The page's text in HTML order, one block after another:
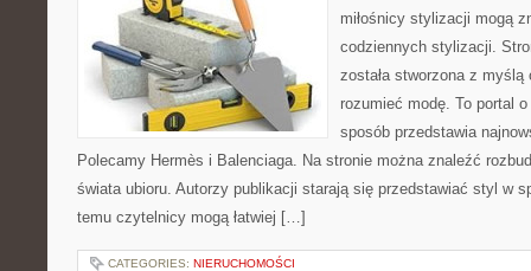
miłośnicy stylizacji mogą
codziennych stylizacji.
została stworzona z
rozumieć modę. To portal
sposób przedstawia
Polecamy Hermès i Balenciaga. Na stronie można znaleźć
świata ubioru. Autorzy publikacji starają się przedstawiać styl w
temu czytelnicy mogą łatwiej […]
CATEGORIES: NIERUCHOMOŚCI